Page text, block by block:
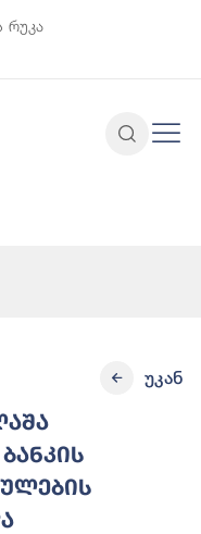
რუკა
უკან